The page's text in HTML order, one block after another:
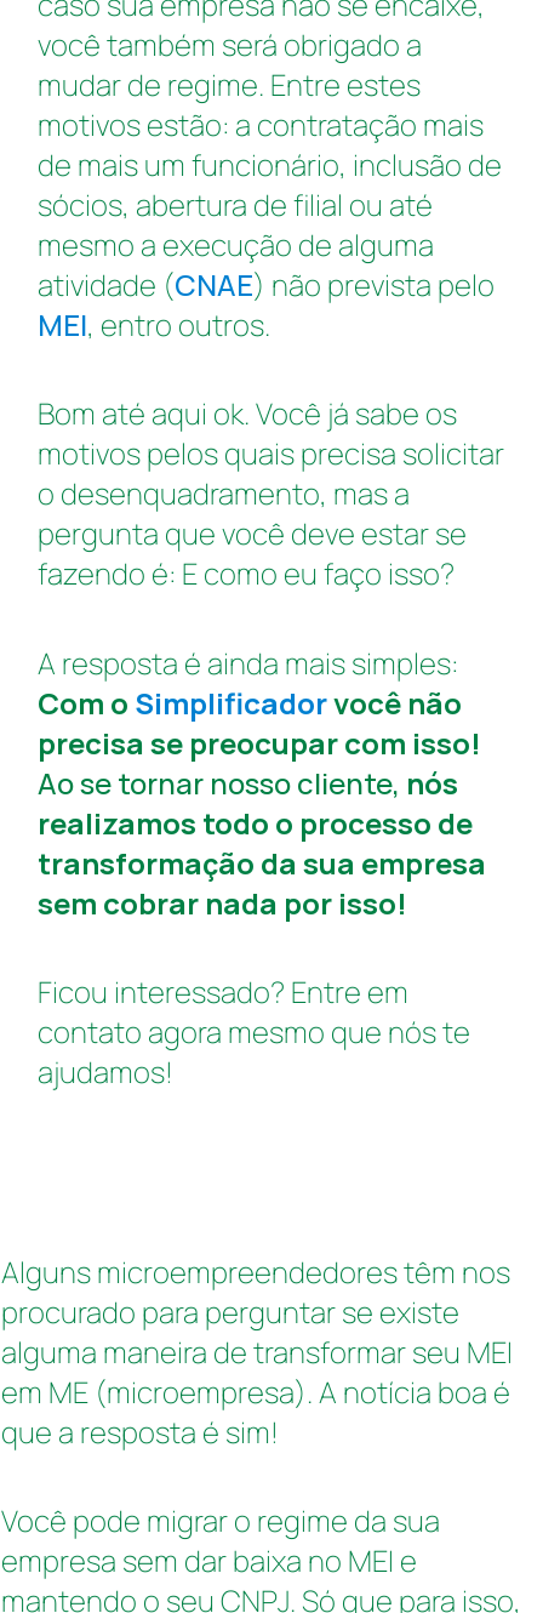
você também será obrigado a
mudar de regime. Entre estes
motivos estão: a contratação mais
de mais um funcionário, inclusão de
sócios, abertura de filial ou até
mesmo a execução de alguma
atividade (CNAE) não prevista pelo
MEI, entro outros.
Bom até aqui ok. Você já sabe os
motivos pelos quais precisa solicitar
o desenquadramento, mas a
pergunta que você deve estar se
fazendo é: E como eu faço isso?
A resposta é ainda mais simples:
Com o Simplificadorvocê não
precisa se preocupar com isso!
Ao se tornar nosso cliente, nós
realizamos todo o processo de
transformação da sua empresa
sem cobrar nada por isso!
Ficou interessado? Entre em
contato agora mesmo que nós te
ajudamos!
Alguns microempreendedores têm nos
procurado para perguntar se existe
alguma maneira de transformar seu MEI
em ME (microempresa). A notícia boa é
que a resposta é sim!
Você pode migrar o regime da sua
empresa sem dar baixa no MEI e
mantendo o seu CNPJ. Só que para isso,